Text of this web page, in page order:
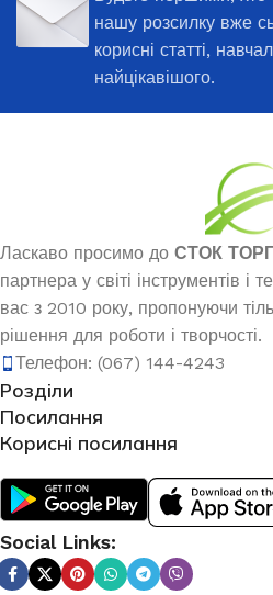
нашу розсилку вже
корисні статті,
найцікавішого.
Ласкаво просимо до СТОК ТОРГ
партнера у світі інструментів
вас з 2010 року, пропонуючи
рішення для роботи і творчості.
Телефон: (067) 144-4243
Розділи
Посилання
Корисні посилання
Social Links: